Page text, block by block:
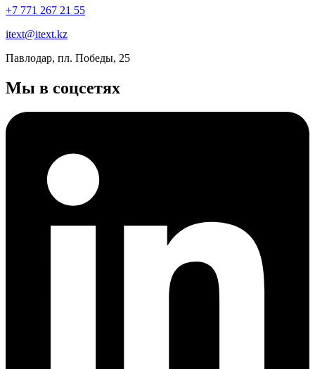
+7 771 267 21 55
itext@itext.kz
Павлодар, пл. Победы, 25
Мы в соцсетях